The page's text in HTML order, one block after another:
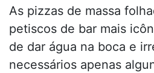
As pizzas de massa
petiscos de bar mais
de dar água na boca e
necessários apenas